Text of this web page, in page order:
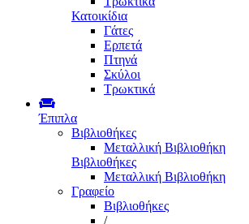
Κατοικίδια
Γάτες
Ερπετά
Πτηνά
Σκύλοι
Τρωκτικά
Έπιπλα
Βιβλιοθήκες
Μεταλλική Βιβλιοθήκη
Βιβλιοθήκες
Μεταλλική Βιβλιοθήκη
Γραφείο
Βιβλιοθήκες
/